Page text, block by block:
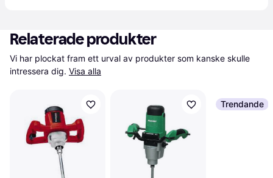
Relaterade produkter
Vi har plockat fram ett urval av produkter som kanske skulle
intressera dig. Visa alla
Trendande